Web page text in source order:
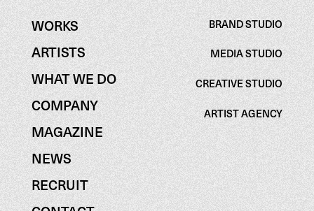
WORKS
WORKS
ARTISTS
ARTISTS
WHAT WE DO
WHAT WE DO
COMPANY
COMPANY
MAGAZINE
MAGAZINE
NEWS
NEWS
RECRUIT
RECRUIT
BRAND STUDIO
BRAND STUDIO
MEDIA STUDIO
MEDIA STUDIO
CREATIVE STUDIO
CREATIVE STUDIO
ARTIST AGENCY
ARTIST AGENCY